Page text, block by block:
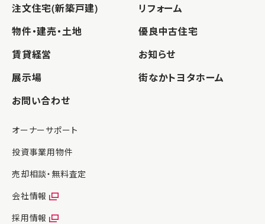
注文住宅(新築戸建)
リフォーム
物件・建売・土地
優良中古住宅
賃貸経営
お知らせ
展示場
街なかトヨタホーム
お問い合わせ
オーナーサポート
投資事業用物件
売却相談・無料査定
会社情報
採用情報